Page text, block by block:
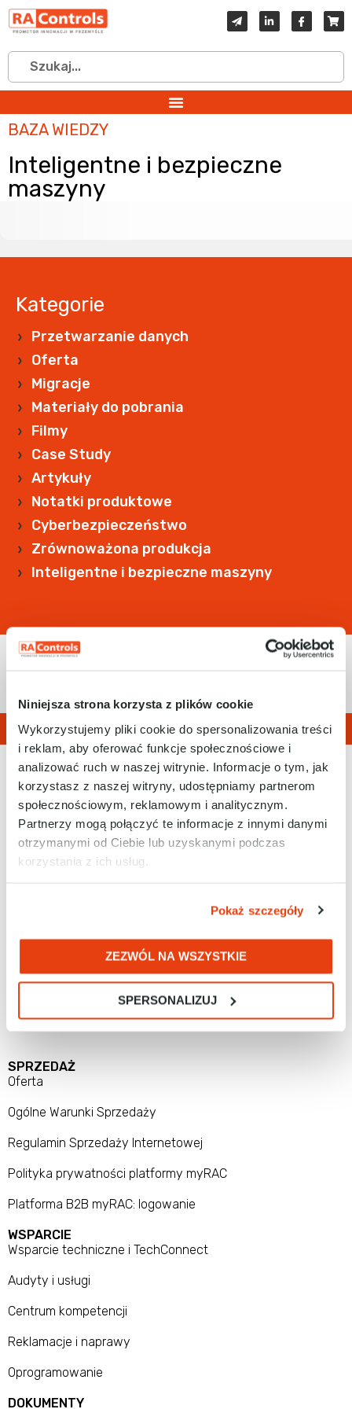
Niniejsza strona korzysta z plików cookie
Wykorzystujemy pliki cookie do spersonalizowania treści
i reklam, aby oferować funkcje społecznościowe i
analizować ruch w naszej witrynie. Informacje o tym, jak
korzystasz z naszej witryny, udostępniamy partnerom
społecznościowym, reklamowym i analitycznym.
Partnerzy mogą połączyć te informacje z innymi danymi
otrzymanymi od Ciebie lub uzyskanymi podczas
korzystania z ich usług.
Pokaż szczegóły
ZEZWÓL NA WSZYSTKIE
SPERSONALIZUJ
BAZA WIEDZY
Inteligentne i bezpieczne
maszyny
Kategorie
Przetwarzanie danych
Oferta
Migracje
Materiały do pobrania
Filmy
Case Study
Artykuły
Notatki produktowe
Cyberbezpieczeństwo
Zrównoważona produkcja
Inteligentne i bezpieczne maszyny
Tel. 32 788 77 00
RAControls Sp. z o.o.
40-519 Katowice
SPRZEDAŻ
Oferta
Ogólne Warunki Sprzedaży
Regulamin Sprzedaży Internetowej
Polityka prywatności platformy myRAC
Platforma B2B myRAC: logowanie
WSPARCIE
Wsparcie techniczne i TechConnect
Audyty i usługi
Centrum kompetencji
Reklamacje i naprawy
Oprogramowanie
DOKUMENTY